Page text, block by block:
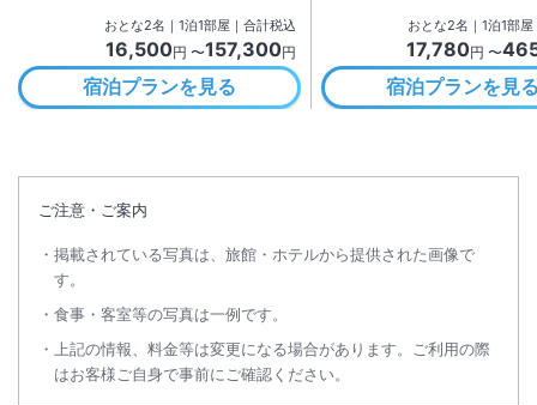
おとな2名 ｜ 1泊1部屋｜合計税込
16,500円 〜157,300円
宿泊プランを見る
おとな2名 ｜ 1泊1部屋
17,780円 〜
宿泊プランを見
ご注意・ご案内
掲載されている写真は、旅館・ホテルから提供された画像で
す。
食事・客室等の写真は一例です。
上記の情報、料金等は変更になる場合があります。ご利用の際
はお客様ご自身で事前にご確認ください。